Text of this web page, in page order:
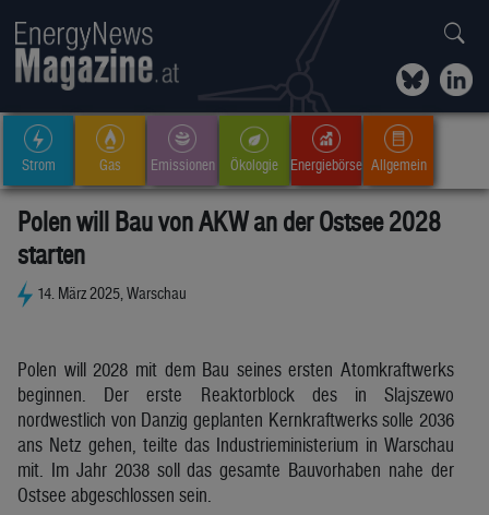
Strom Gas Emissionen Ökologie Energiebörse Allgemein
Polen will Bau von AKW an der Ostsee 2028
starten
14. März 2025, Warschau
Polen will 2028 mit dem Bau seines ersten Atomkraftwerks
beginnen. Der erste Reaktorblock des in Slajszewo
nordwestlich von Danzig geplanten Kernkraftwerks solle 2036
ans Netz gehen, teilte das Industrieministerium in Warschau
mit. Im Jahr 2038 soll das gesamte Bauvorhaben nahe der
Ostsee abgeschlossen sein.